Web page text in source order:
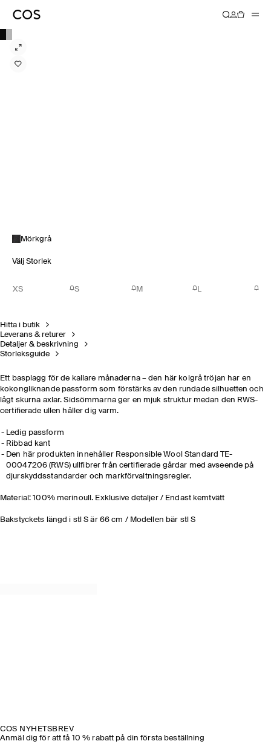
Mörkgrå
Välj Storlek
XS S M L
Hitta i butik
Leverans & returer
Detaljer & beskrivning
Storleksguide
Ett basplagg för de kallare månaderna – den här kolgrå tröjan har en
kokongliknande passform som förstärks av den rundade silhuetten och
lågt skurna axlar. Sidsömmarna ger en mjuk struktur medan den RWS-
certifierade ullen håller dig varm.
Ledig passform
Ribbad kant
Den här produkten innehåller Responsible Wool Standard TE-
00047206 (RWS) ullfibrer från certifierade gårdar med avseende på
djurskyddsstandarder och markförvaltningsregler.
Material: 100% merinoull. Exklusive detaljer / Endast kemtvätt
Bakstyckets längd i stl S är 66 cm / Modellen bär stl S
COS NYHETSBREV
Anmäl dig för att få 10 % rabatt på din första beställning